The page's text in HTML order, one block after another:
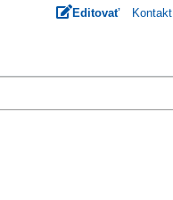
Editovať Kontakt